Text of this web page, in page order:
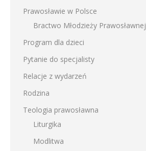
Prawosławie w Polsce
Bractwo Młodzieży Prawosławnej
Program dla dzieci
Pytanie do specjalisty
Relacje z wydarzeń
Rodzina
Teologia prawosławna
Liturgika
Modlitwa